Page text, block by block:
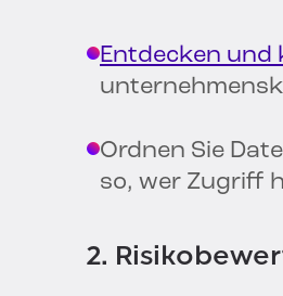
Entdecken und
Ordnen Sie
so, wer Zugriff
2.